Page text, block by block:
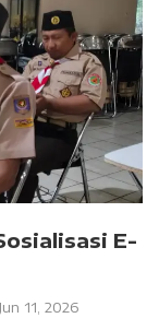
E-
Jun 11, 2026